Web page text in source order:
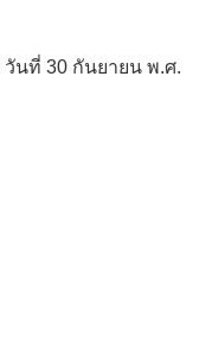
วันที่ 30 กันยายน พ.ศ.